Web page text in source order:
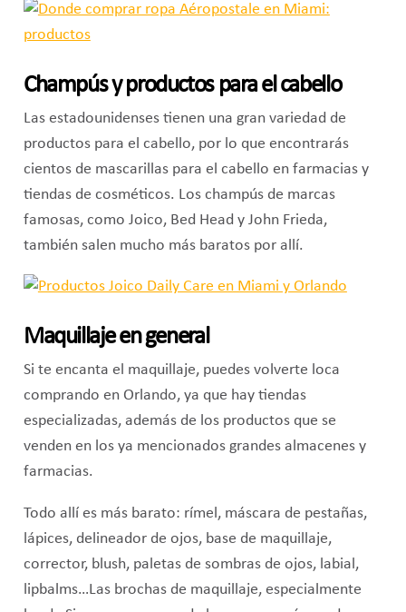
Champús y productos para el cabello
Las estadounidenses tienen una gran variedad de
productos para el cabello, por lo que encontrarás
cientos de mascarillas para el cabello en farmacias y
tiendas de cosméticos. Los champús de marcas
famosas, como Joico, Bed Head y John Frieda,
también salen mucho más baratos por allí.
Maquillaje en general
Si te encanta el maquillaje, puedes volverte loca
comprando en Orlando, ya que hay tiendas
especializadas, además de los productos que se
venden en los ya mencionados grandes almacenes y
farmacias.
Todo allí es más barato: rímel, máscara de pestañas,
lápices, delineador de ojos, base de maquillaje,
corrector, blush, paletas de sombras de ojos, labial,
lipbalms…Las brochas de maquillaje, especialmente